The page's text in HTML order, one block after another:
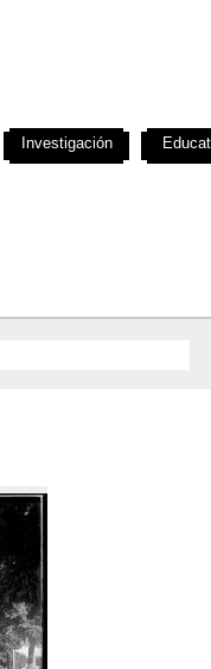
Investigación